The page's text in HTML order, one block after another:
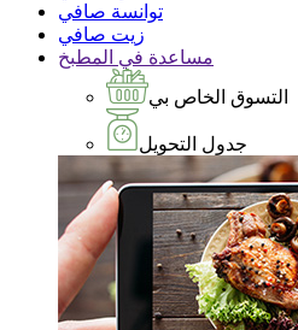
توانسة صافي
زيت صافي
مساعدة في المطبخ
التسوق الخاص بي
جدول التحويل